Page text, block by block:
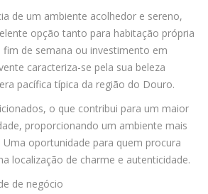
de um ambiente acolhedor e sereno,
opção tanto para habitação própria
de semana ou investimento em
caracteriza-se pela sua beleza
pacífica típica da região do Douro.
o que contribui para um maior
proporcionando um ambiente mais
oportunidade para quem procura
localização de charme e autenticidade.
de negócio